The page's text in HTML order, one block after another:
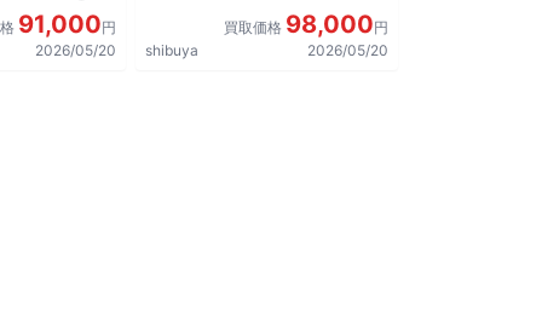
した。
91,000円
2026/05/20
買取価格 98,000円
shibuya
2026/05/20